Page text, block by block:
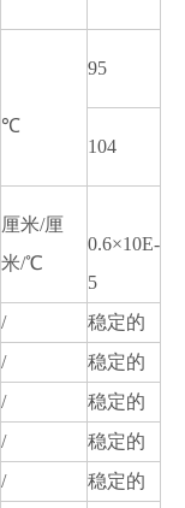
℃
95
104
厘米/厘
米/℃
0.6×10E-
5
/
稳定的
/
稳定的
/
稳定的
/
稳定的
/
稳定的